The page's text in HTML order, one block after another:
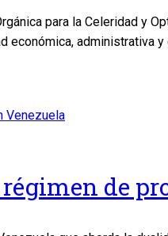
para la Celeridad y
administrativa
de